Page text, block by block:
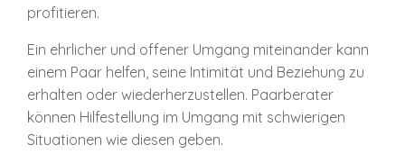
profitieren.
Ein ehrlicher und offener Umgang miteinander kann
einem Paar helfen, seine Intimität und Beziehung zu
erhalten oder wiederherzustellen. Paarberater
können Hilfestellung im Umgang mit schwierigen
Situationen wie diesen geben.